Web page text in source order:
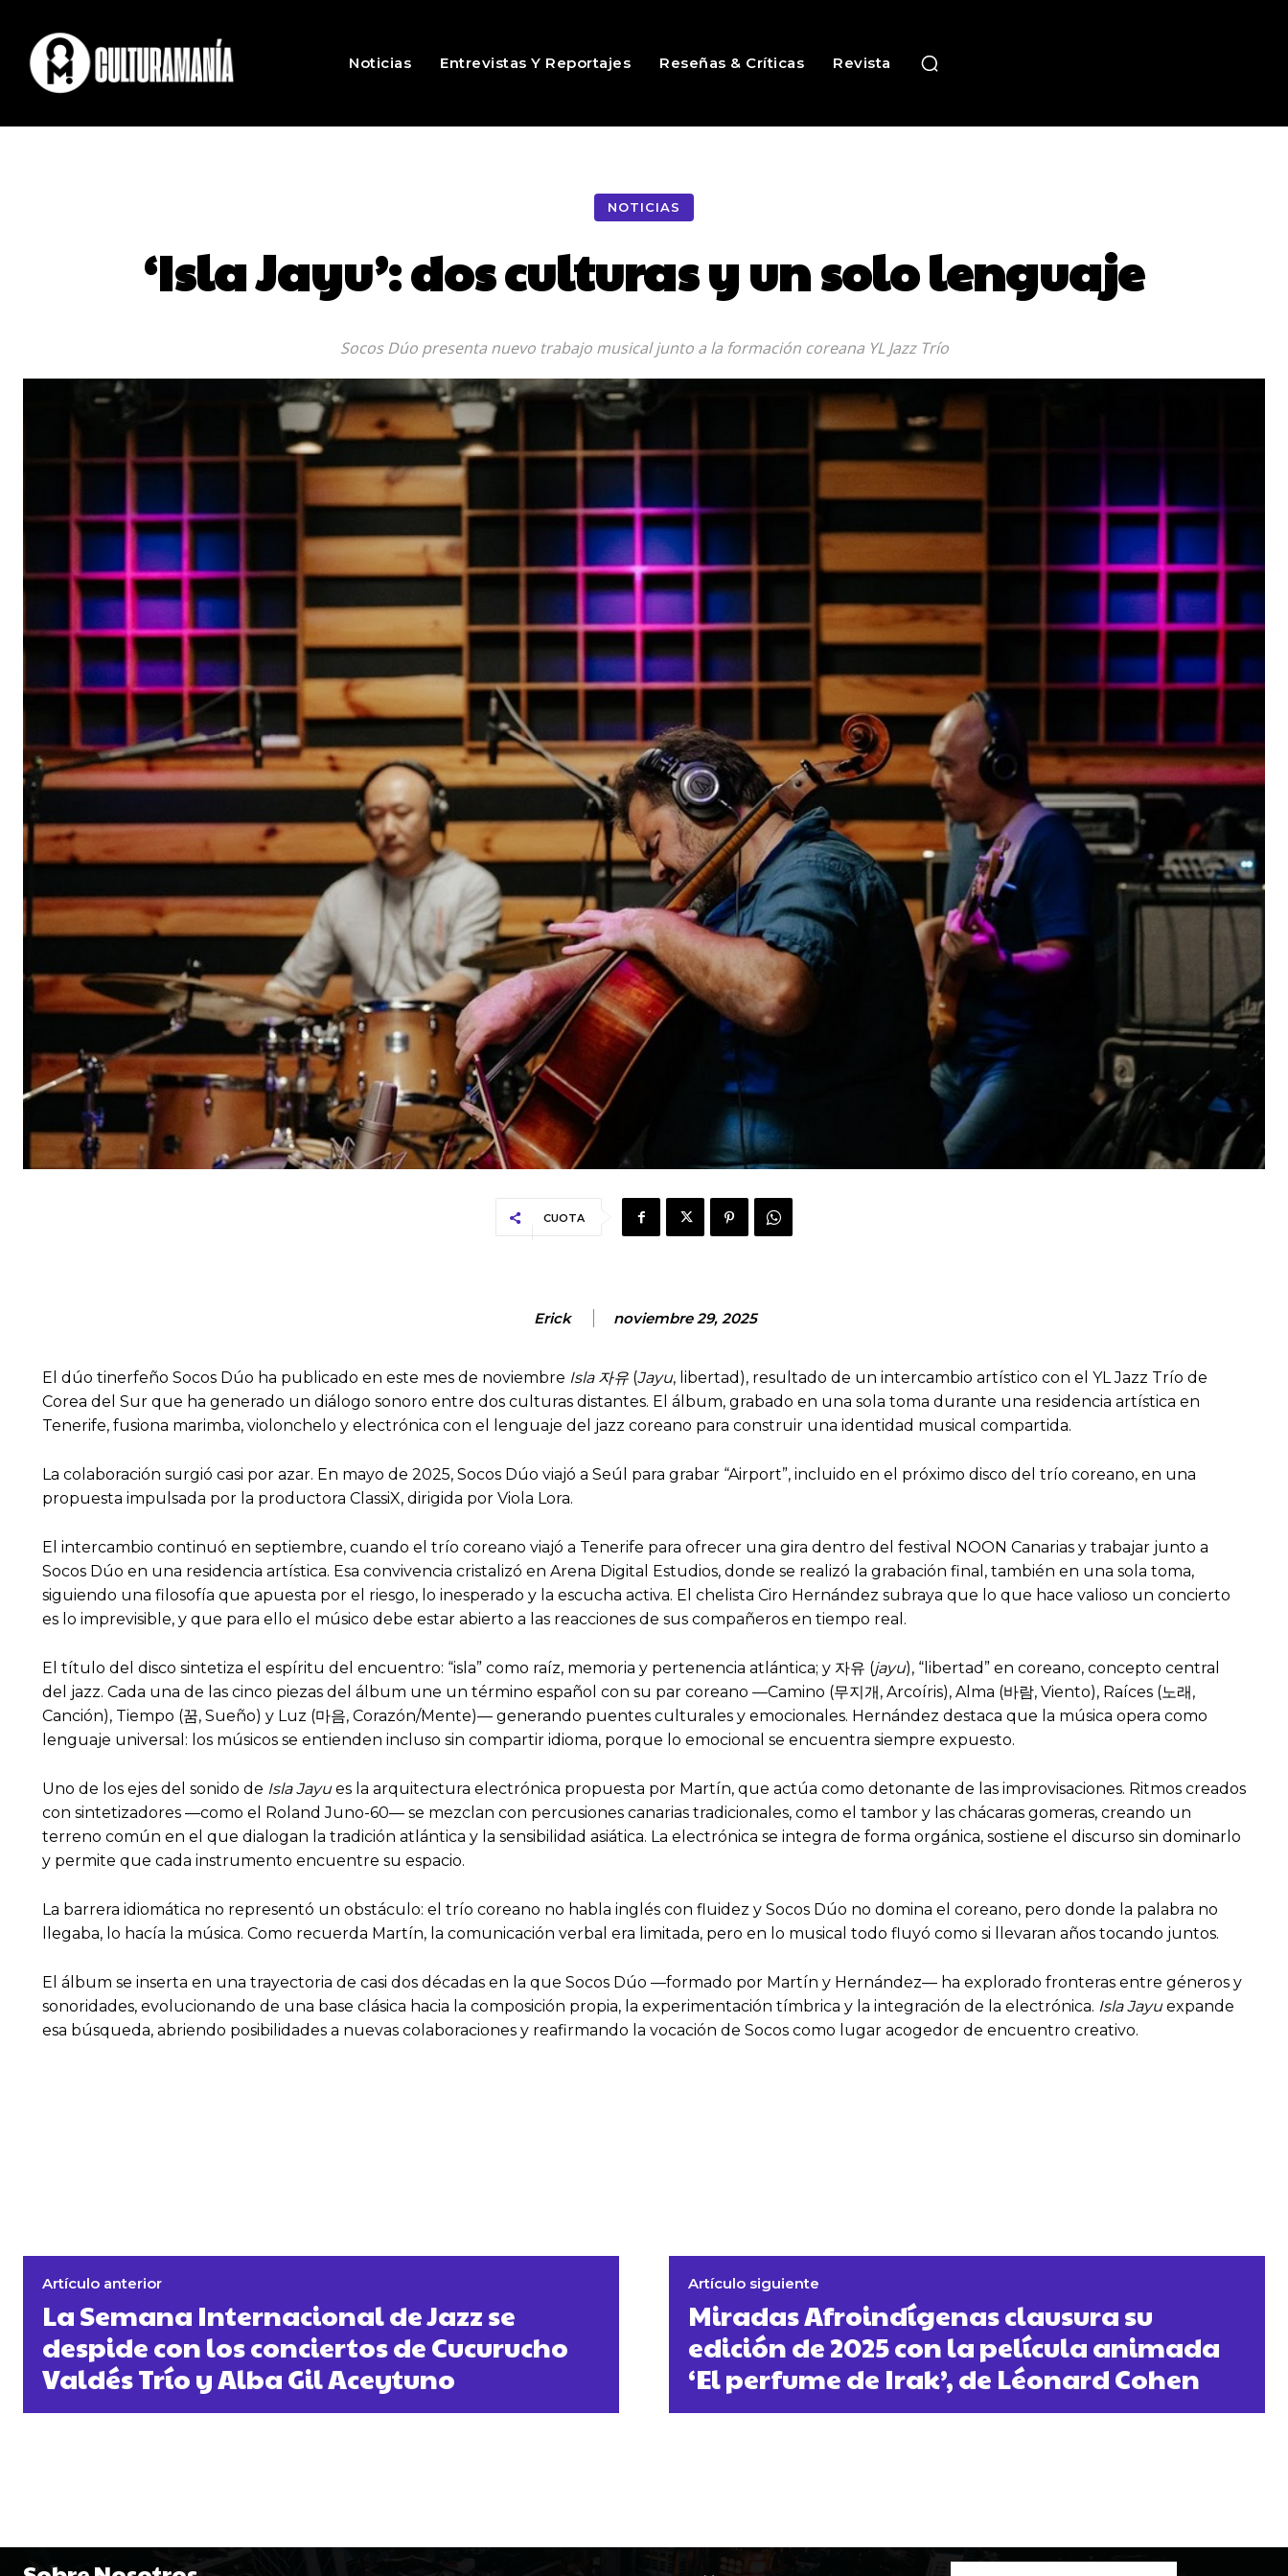
Noticias Entrevistas Y Reportajes Reseñas & Críticas Revista
NOTICIAS
‘Isla Jayu’: dos culturas y un solo lenguaje
Socos Dúo presenta nuevo trabajo musical junto a la formación coreana YL Jazz Trío
CUOTA
Erick noviembre 29, 2025
El dúo tinerfeño Socos Dúo ha publicado en este mes de noviembre Isla 자유 (Jayu, libertad), resultado de un intercambio artístico con el YL Jazz Trío de
Corea del Sur que ha generado un diálogo sonoro entre dos culturas distantes. El álbum, grabado en una sola toma durante una residencia artística en
Tenerife, fusiona marimba, violonchelo y electrónica con el lenguaje del jazz coreano para construir una identidad musical compartida.
La colaboración surgió casi por azar. En mayo de 2025, Socos Dúo viajó a Seúl para grabar “Airport”, incluido en el próximo disco del trío coreano, en una
propuesta impulsada por la productora ClassiX, dirigida por Viola Lora.
El intercambio continuó en septiembre, cuando el trío coreano viajó a Tenerife para ofrecer una gira dentro del festival NOON Canarias y trabajar junto a
Socos Dúo en una residencia artística. Esa convivencia cristalizó en Arena Digital Estudios, donde se realizó la grabación final, también en una sola toma,
siguiendo una filosofía que apuesta por el riesgo, lo inesperado y la escucha activa. El chelista Ciro Hernández subraya que lo que hace valioso un concierto
es lo imprevisible, y que para ello el músico debe estar abierto a las reacciones de sus compañeros en tiempo real.
El título del disco sintetiza el espíritu del encuentro: “isla” como raíz, memoria y pertenencia atlántica; y 자유 (jayu), “libertad” en coreano, concepto central
del jazz. Cada una de las cinco piezas del álbum une un término español con su par coreano —Camino (무지개, Arcoíris), Alma (바람, Viento), Raíces (노래,
Canción), Tiempo (꿈, Sueño) y Luz (마음, Corazón/Mente)— generando puentes culturales y emocionales. Hernández destaca que la música opera como
lenguaje universal: los músicos se entienden incluso sin compartir idioma, porque lo emocional se encuentra siempre expuesto.
Uno de los ejes del sonido de Isla Jayu es la arquitectura electrónica propuesta por Martín, que actúa como detonante de las improvisaciones. Ritmos creados
con sintetizadores —como el Roland Juno-60— se mezclan con percusiones canarias tradicionales, como el tambor y las chácaras gomeras, creando un
terreno común en el que dialogan la tradición atlántica y la sensibilidad asiática. La electrónica se integra de forma orgánica, sostiene el discurso sin dominarlo
y permite que cada instrumento encuentre su espacio.
La barrera idiomática no representó un obstáculo: el trío coreano no habla inglés con fluidez y Socos Dúo no domina el coreano, pero donde la palabra no
llegaba, lo hacía la música. Como recuerda Martín, la comunicación verbal era limitada, pero en lo musical todo fluyó como si llevaran años tocando juntos.
El álbum se inserta en una trayectoria de casi dos décadas en la que Socos Dúo —formado por Martín y Hernández— ha explorado fronteras entre géneros y
sonoridades, evolucionando de una base clásica hacia la composición propia, la experimentación tímbrica y la integración de la electrónica. Isla Jayu expande
esa búsqueda, abriendo posibilidades a nuevas colaboraciones y reafirmando la vocación de Socos como lugar acogedor de encuentro creativo.
Artículo anterior
La Semana Internacional de Jazz se
despide con los conciertos de Cucurucho
Valdés Trío y Alba Gil Aceytuno
Artículo siguiente
Miradas Afroindígenas clausura su
edición de 2025 con la película animada
‘El perfume de Irak’, de Léonard Cohen